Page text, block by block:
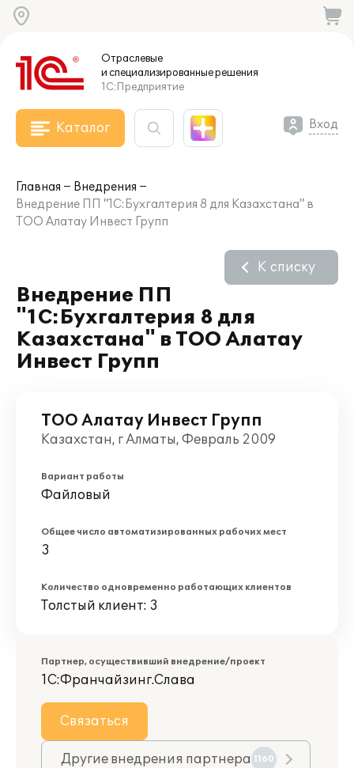
Отраслевые
и специализированныерешения
1С:Предприятие
Каталог Вход
Главная
Внедрения
Внедрение ПП "1С:Бухгалтерия 8 для Казахстана" в
ТОО Алатау Инвест Групп
Внедрение ПП
"1С:Бухгалтерия 8 для
Казахстана" в ТОО Алатау
Инвест Групп
К списку
ТОО Алатау Инвест Групп
Казахстан, г Алматы, Февраль 2009
Вариант работы
Файловый
Общее число автоматизированных рабочих мест
3
Количество одновременно работающих клиентов
Толстый клиент: 3
Партнер, осуществивший внедрение/проект
1С:Франчайзинг.Слава
Связаться
Другие внедрения партнера 1160